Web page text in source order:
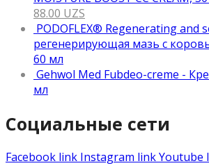
88.00 UZS
PODOFLEX® Regenerating and
регенерирующая мазь с
60 мл
Gehwol Med Fubdeo-creme -
мл
Социальные сети
Facebook link Instagram linkYoutube